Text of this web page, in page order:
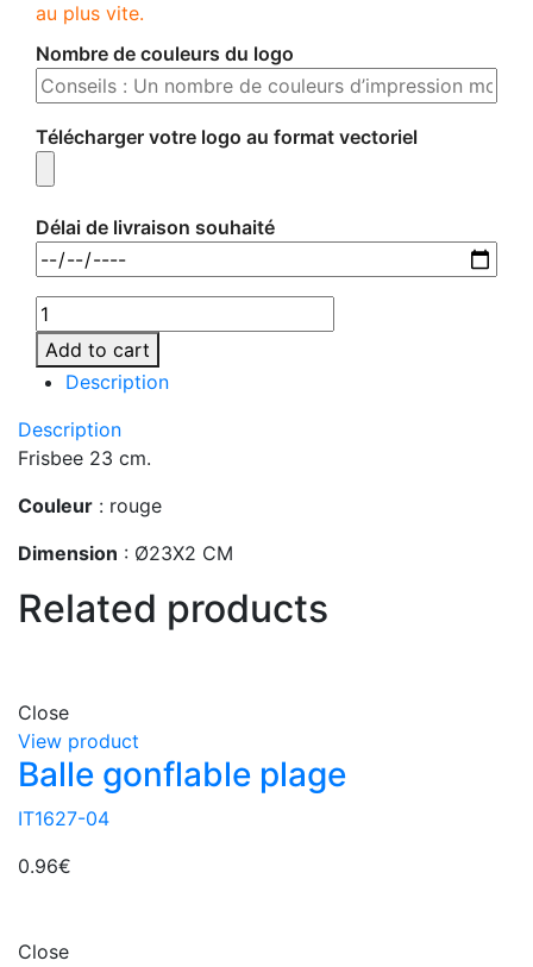
au plus vite.
Nombre de couleurs du logo
Télécharger votre logo au format vectoriel
Délai de livraison souhaité
Add to cart
Description
Description
Frisbee 23 cm.
Couleur : rouge
Dimension : Ø23X2 CM
Related products
Close
View product
Balle gonflable plage
IT1627-04
0.96€
Close